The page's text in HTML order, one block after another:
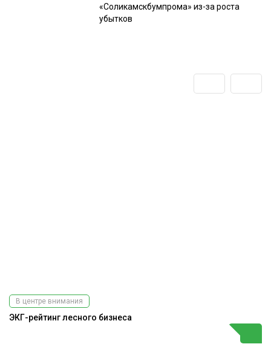
«Соликамскбумпрома» из-за роста
убытков
В центре внимания
ЭКГ-рейтинг лесного бизнеса